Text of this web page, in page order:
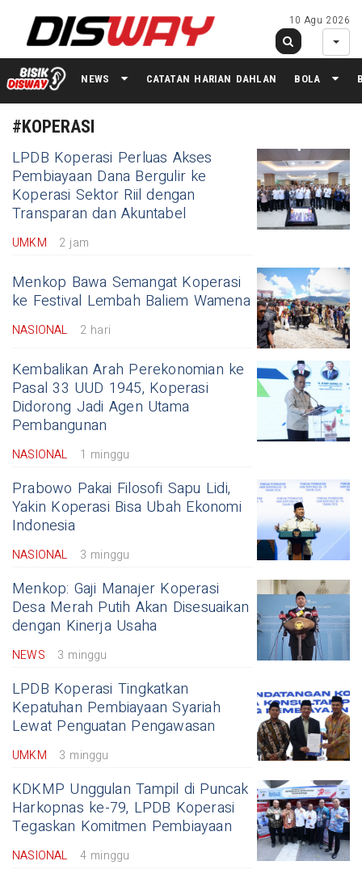
10 Agu 2026
NEWS CATATAN HARIAN DAHLAN BOLA
#KOPERASI
LPDB Koperasi Perluas Akses
Pembiayaan Dana Bergulir ke
Koperasi Sektor Riil dengan
Transparan dan Akuntabel
UMKM 2 jam
Menkop Bawa Semangat Koperasi
ke Festival Lembah Baliem Wamena
NASIONAL 2 hari
Kembalikan Arah Perekonomian ke
Pasal 33 UUD 1945, Koperasi
Didorong Jadi Agen Utama
Pembangunan
NASIONAL 1 minggu
Prabowo Pakai Filosofi Sapu Lidi,
Yakin Koperasi Bisa Ubah Ekonomi
Indonesia
NASIONAL 3 minggu
Menkop: Gaji Manajer Koperasi
Desa Merah Putih Akan Disesuaikan
dengan Kinerja Usaha
NEWS 3 minggu
LPDB Koperasi Tingkatkan
Kepatuhan Pembiayaan Syariah
Lewat Penguatan Pengawasan
UMKM 3 minggu
KDKMP Unggulan Tampil di Puncak
Harkopnas ke-79, LPDB Koperasi
Tegaskan Komitmen Pembiayaan
NASIONAL 4 minggu